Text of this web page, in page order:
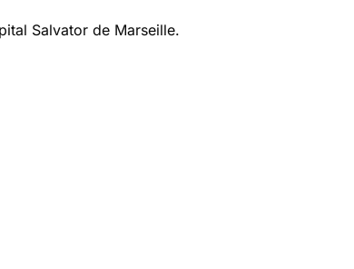
Salvator de Marseille.